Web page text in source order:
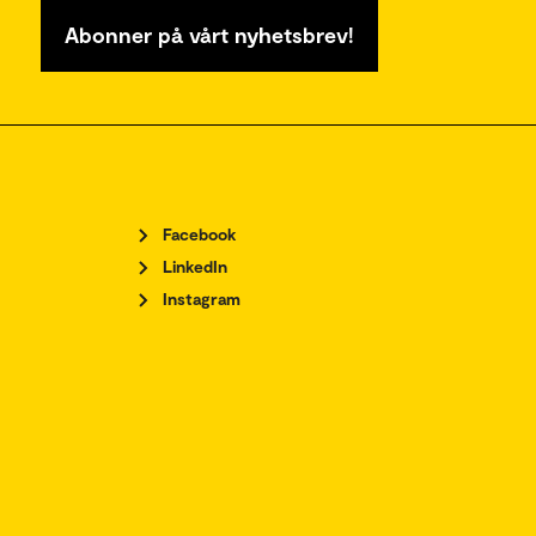
Abonner på vårt nyhetsbrev!
Facebook
LinkedIn
Instagram